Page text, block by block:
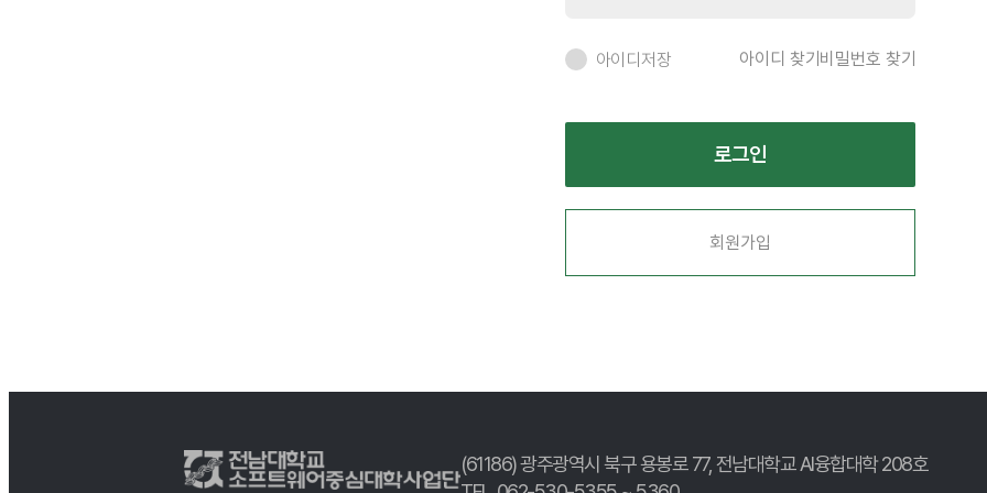
아이디저장 아이디 찾기 비밀번호 찾기
회원가입
(61186) 광주광역시 북구 용봉로 77,전남대학교 AI융합대학 208호